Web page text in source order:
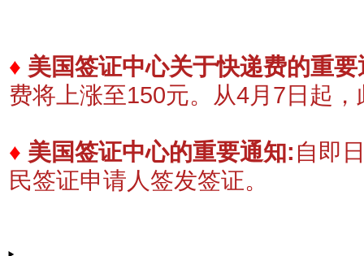
♦ 美国签证中心关于快递费的重
费将上涨至150元。
从4月7日起
♦ 美国签证中心的重要通知: 自即
民签证申请人签发签证。